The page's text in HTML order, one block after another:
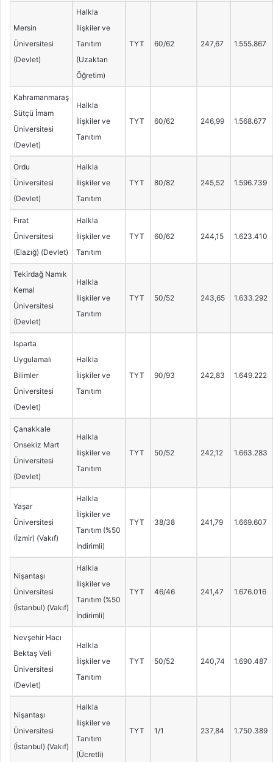
Mersin
Üniversitesi
(Devlet)
Halkla
İlişkiler ve
Tanıtım
(Uzaktan
Öğretim)
TYT 60/62 247,67 1.555.867
Kahramanmaraş
Sütçü İmam
Üniversitesi
(Devlet)
Halkla
İlişkiler ve
Tanıtım
TYT 60/62 246,99 1.568.677
Ordu
Üniversitesi
(Devlet)
Halkla
İlişkiler ve
Tanıtım
TYT 80/82 245,52 1.596.739
Fırat
Üniversitesi
(Elazığ) (Devlet)
Halkla
İlişkiler ve
Tanıtım
TYT 60/62 244,15 1.623.410
Tekirdağ Namık
Kemal
Üniversitesi
(Devlet)
Halkla
İlişkiler ve
Tanıtım
TYT 50/52 243,65 1.633.292
Isparta
Uygulamalı
Bilimler
Üniversitesi
(Devlet)
Halkla
İlişkiler ve
Tanıtım
TYT 90/93 242,83 1.649.222
Çanakkale
Onsekiz Mart
Üniversitesi
(Devlet)
Halkla
İlişkiler ve
Tanıtım
TYT 50/52 242,12 1.663.283
Yaşar
Üniversitesi
(İzmir) (Vakıf)
Halkla
İlişkiler ve
Tanıtım (%50
İndirimli)
TYT 38/38 241,79 1.669.607
Nişantaşı
Üniversitesi
(İstanbul) (Vakıf)
Halkla
İlişkiler ve
Tanıtım (%50
İndirimli)
TYT 46/46 241,47 1.676.016
Nevşehir Hacı
Bektaş Veli
Üniversitesi
(Devlet)
Halkla
İlişkiler ve
Tanıtım
TYT 50/52 240,74 1.690.487
Nişantaşı
Üniversitesi
(İstanbul) (Vakıf)
Halkla
İlişkiler ve
Tanıtım
(Ücretli)
TYT 1/1 237,84 1.750.389